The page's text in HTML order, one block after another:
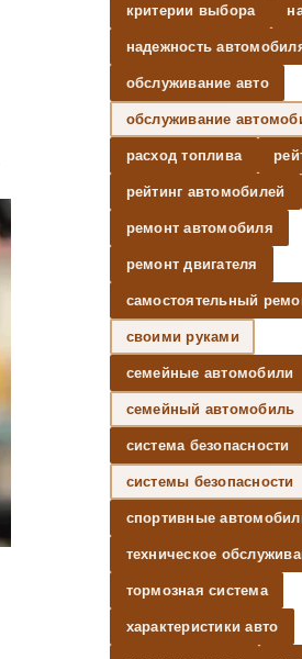
критерии выбора
надежность
обслуживание авто
обслуживание
расход топлива
рейтинг автомобилей
ремонт автомобиля
ремонт двигателя
самостоятельный
своими руками
семейные автомобили
семейный автомобиль
система безопасности
системы безопасности
спортивные
техническое
тормозная система
характеристики авто